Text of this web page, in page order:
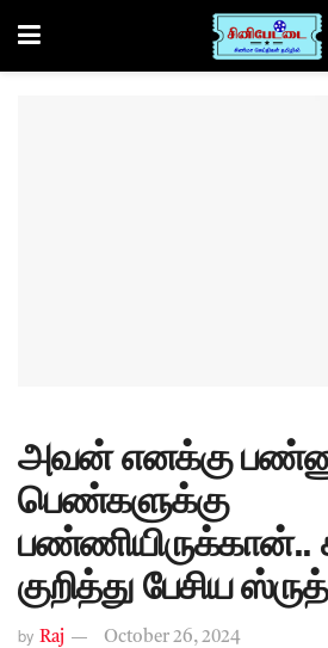
அவன் எனக்கு
பெண்களுக்கு
குறித்து பேசிய
by Raj October 26, 2024